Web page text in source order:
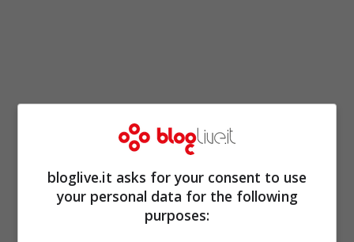
andrebbe consumato nelle quantità
salute che può causare sono numerosi e
non trascurabili. Non dobbiamo
bloglive.it asks for your consent to use
your personal data for the following
purposes: